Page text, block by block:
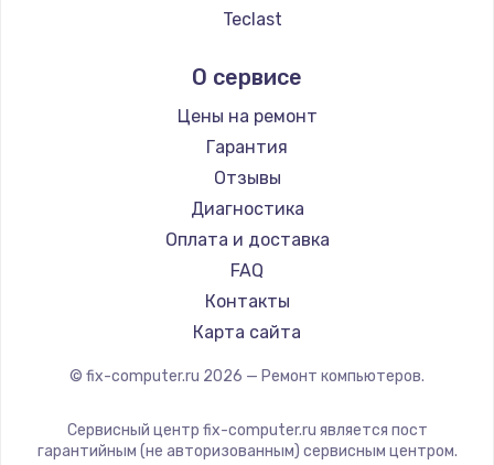
Teclast
Beelink
CHUWI
О сервисе
Цены на ремонт
Гарантия
Отзывы
Диагностика
Оплата и доставка
FAQ
Контакты
Карта сайта
© fix-computer.ru 2026 — Ремонт компьютеров.
Сервисный центр fix-computer.ru является пост
гарантийным (не авторизованным) сервисным центром.